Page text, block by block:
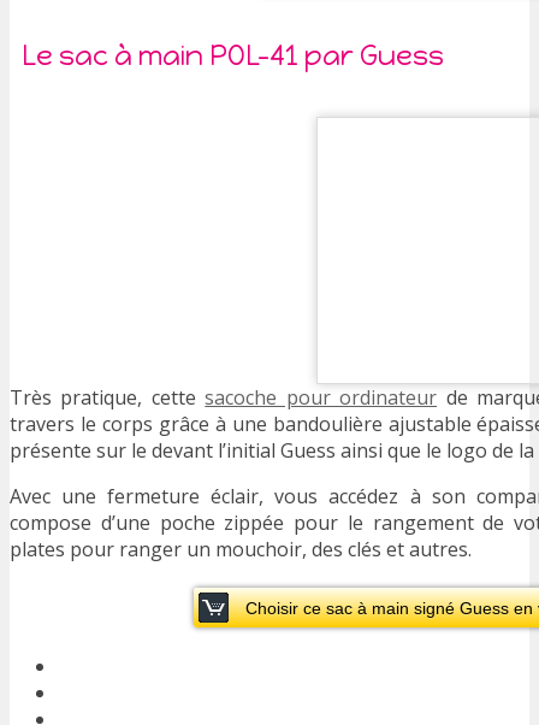
Le sac à main POL-41 par Guess
Très pratique, cettesacoche pour ordinateur de
travers le corps grâce à une bandoulière ajustable
présente sur le devant l’initial Guess ainsi que le logo de
Avec une fermeture éclair, vous accédez à son
compose d’une poche zippée pour le rangement de
plates pour ranger un mouchoir, des clés et autres.
Choisir ce sac à main signé Guess en